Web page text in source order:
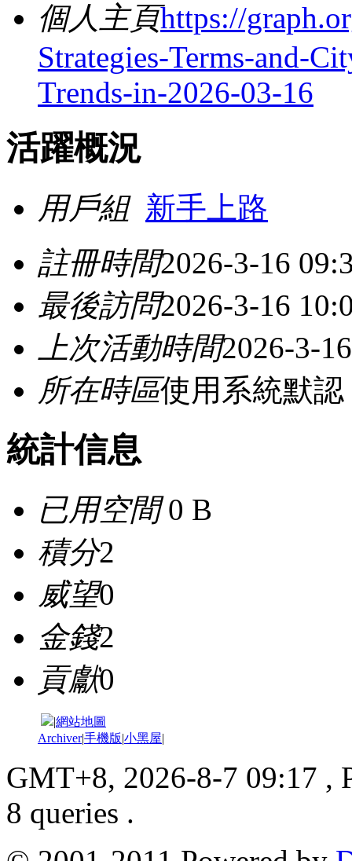
個人主頁https://
Strategies-Terms-and-
Trends-in-2026-03-16
活躍概況
用戶組 新手上路
註冊時間2026-3-16
最後訪問2026-3-16
上次活動時間2026-3-
所在時區使用系統默認
統計信息
已用空間0 B
積分2
威望0
金錢2
貢獻0
|網站地圖
Archiver|手機版|小黑屋|
GMT+8, 2026-8-7 09:17 ,
8 queries .